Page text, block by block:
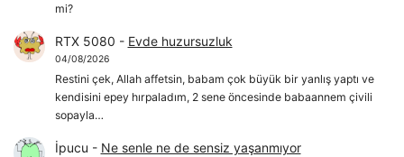
mi?
RTX 5080 - Evde huzursuzluk
04/08/2026
Restini çek, Allah affetsin, babam çok büyük bir yanlış yaptı ve
kendisini epey hırpaladım, 2 sene öncesinde babaannem çivili
sopayla…
İpucu - Ne senle ne de sensiz yaşanmıyor